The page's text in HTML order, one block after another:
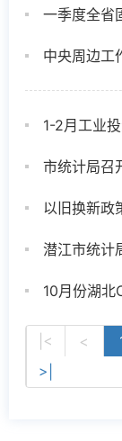
一季度全省
中央周边工
1-2月工业
以旧换新政
潜江市统计
10月份湖北
|< <
>|